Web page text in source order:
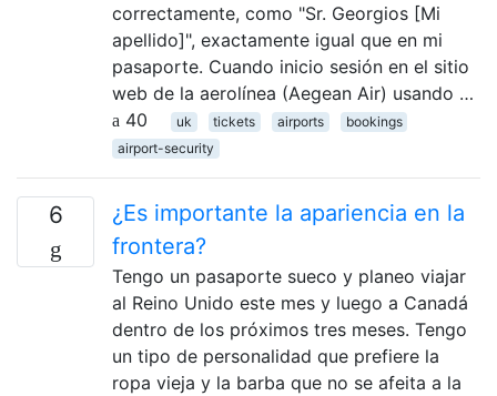
correctamente, como "Sr. Georgios [Mi
apellido]", exactamente igual que en mi
pasaporte. Cuando inicio sesión en el sitio
web de la aerolínea (Aegean Air) usando …
40
uk tickets airports
bookings
airport-security
6
¿Es importante la apariencia en la
frontera?
Tengo un pasaporte sueco y planeo viajar
al Reino Unido este mes y luego a Canadá
dentro de los próximos tres meses. Tengo
un tipo de personalidad que prefiere la
ropa vieja y la barba que no se afeita a la